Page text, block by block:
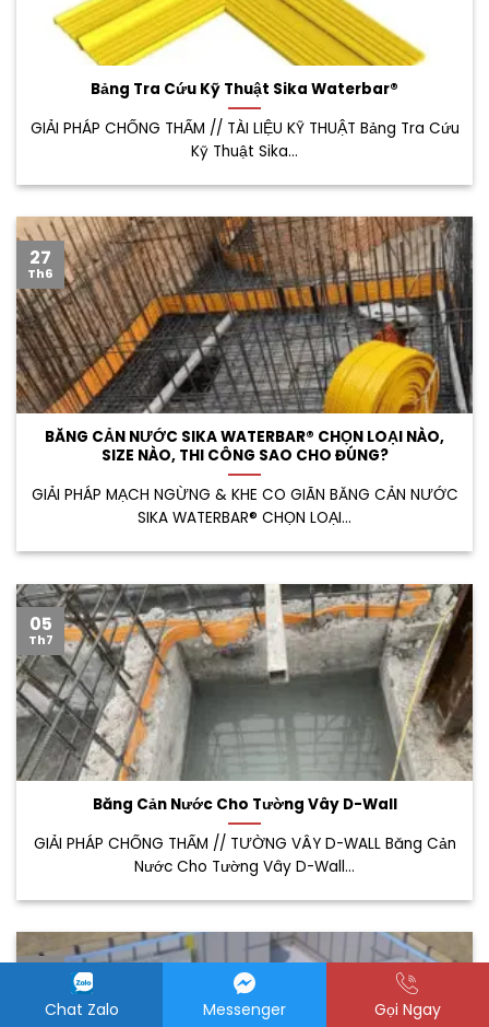
Bảng Tra Cứu Kỹ Thuật Sika Waterbar®
GIẢI PHÁP CHỐNG THẤM // TÀI LIỆU KỸ THUẬT Bảng Tra Cứu
Kỹ Thuật Sika...
BĂNG CẢN NƯỚC SIKA WATERBAR® CHỌN LOẠI NÀO,
SIZE NÀO, THI CÔNG SAO CHO ĐÚNG?
GIẢI PHÁP MẠCH NGỪNG & KHE CO GIÃN BĂNG CẢN NƯỚC
SIKA WATERBAR® CHỌN LOẠI...
27
Th6
Băng Cản Nước Cho Tường Vây D-Wall
GIẢI PHÁP CHỐNG THẤM // TƯỜNG VÂY D-WALL Băng Cản
Nước Cho Tường Vây D-Wall...
05
Th7
Chat Zalo Messenger Gọi Ngay